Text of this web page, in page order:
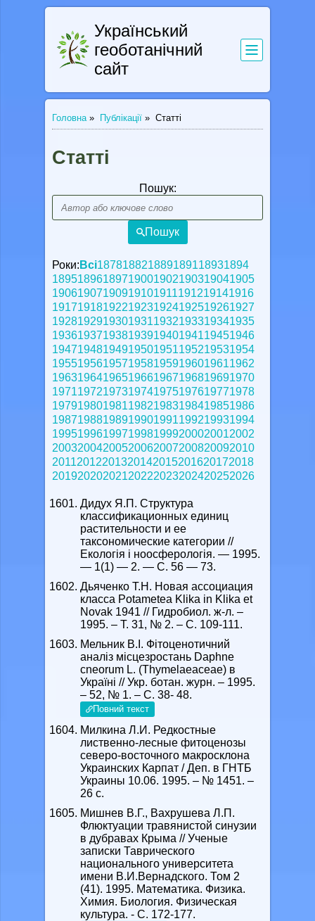
Український
геоботанічний
сайт
Головна » Публікації » Статті
Статті
Пошук:
Пошук
Роки: Всі187818821889189118931894
18951896189719001902190319041905
19061907190919101911191219141916
19171918192219231924192519261927
19281929193019311932193319341935
19361937193819391940194119451946
19471948194919501951195219531954
19551956195719581959196019611962
19631964196519661967196819691970
19711972197319741975197619771978
19791980198119821983198419851986
19871988198919901991199219931994
19951996199719981999200020012002
20032004200520062007200820092010
20112012201320142015201620172018
20192020202120222023202420252026
Дидух Я.П. Структура
классификационных единиц
растительности и ее
таксономические категории //
Екологія і ноосферологія. — 1995.
— 1(1) — 2. — С. 56 — 73.
Дьяченко Т.Н. Новая ассоциация
класса Potametea Klika in Klika et
Novak 1941 // Гидробиол. ж-л. –
1995. – Т. 31, № 2. – С. 109-111.
Мельник В.І. Фітоценотичний
аналіз місцезростань Daphne
cneorum L. (Thymelaeaceae) в
Україні // Укр. ботан. журн. – 1995.
– 52, № 1. – С. 38- 48.
Повний текст
Милкина Л.И. Редкостные
лиственно-лесные фитоценозы
северо-восточного макросклона
Украинских Карпат / Деп. в ГНТБ
Украины 10.06. 1995. – № 1451. –
26 с.
Мишнев В.Г., Вахрушева Л.П.
Флюктуации травянистой синузии
в дубравах Крыма // Ученые
записки Таврического
национального университета
имени В.И.Вернадского. Том 2
(41). 1995. Математика. Физика.
Химия. Биология. Физическая
культура. - С. 172-177.